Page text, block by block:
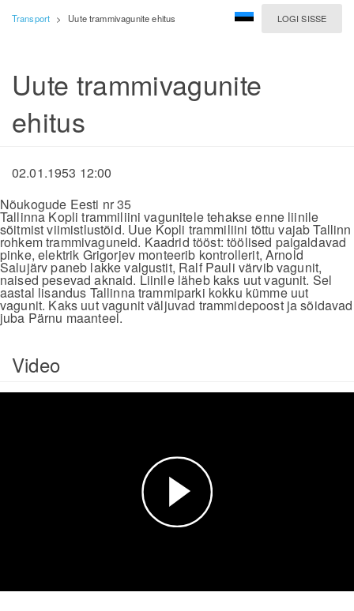
LOGI SISSE
Transport > Uute trammivagunite ehitus
Uute trammivagunite
ehitus
02.01.1953 12:00
Nõukogude Eesti nr 35
Tallinna Kopli trammiliini vagunitele tehakse enne liinile
sõitmist viimistlustöid. Uue Kopli trammiliini tõttu vajab Tallinn
rohkem trammivaguneid. Kaadrid tööst: töölised paigaldavad
pinke, elektrik Grigorjev monteerib kontrollerit, Arnold
Salujärv paneb lakke valgustit, Ralf Pauli värvib vagunit,
naised pesevad aknaid. Liinile läheb kaks uut vagunit. Sel
aastal lisandus Tallinna trammiparki kokku kümme uut
vagunit. Kaks uut vagunit väljuvad trammidepoost ja sõidavad
juba Pärnu maanteel.
Video
Esita